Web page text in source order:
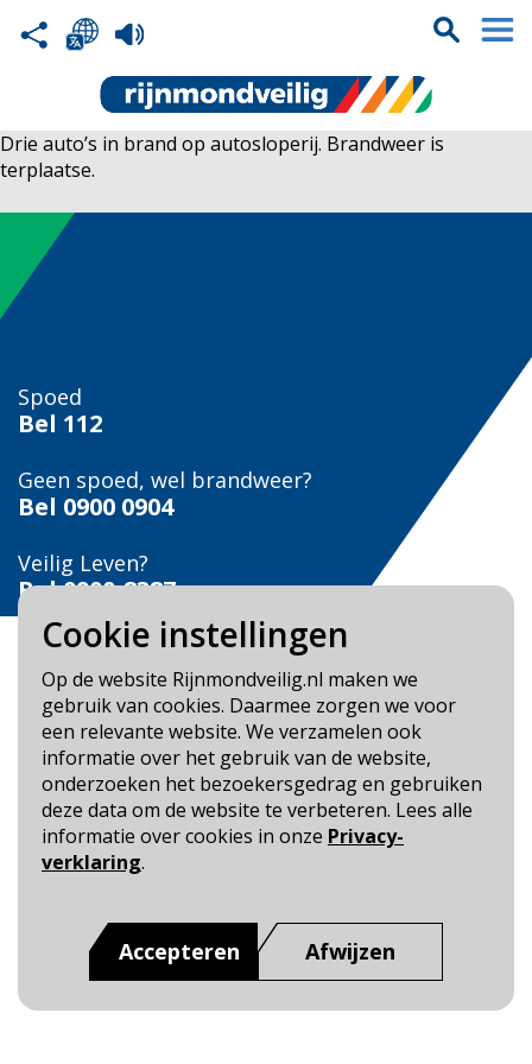
Cookie instellingen
Op de website Rijnmondveilig.nl maken we
gebruik van cookies. Daarmee zorgen we voor
een relevante website. We verzamelen ook
informatie over het gebruik van de website,
onderzoeken het bezoekersgedrag en gebruiken
deze data om de website te verbeteren. Lees alle
informatie over cookies in onze Privacy-
verklaring.
Accepteren Afwijzen
Drie auto’s in brand op autosloperij. Brandweer is
terplaatse.
Spoed
Bel 112
Geen spoed, wel brandweer?
Bel 0900 0904
Veilig Leven?
Bel 0900-8387
Blijf op de hoogte
Cookie- en Privacybeleid
Toegankelijkheid